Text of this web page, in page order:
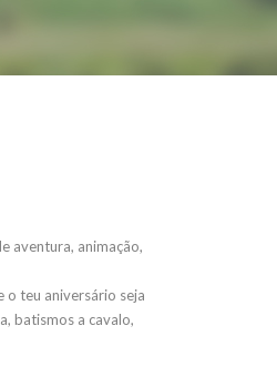
aventura, animação,
o teu aniversário seja
batismos a cavalo,